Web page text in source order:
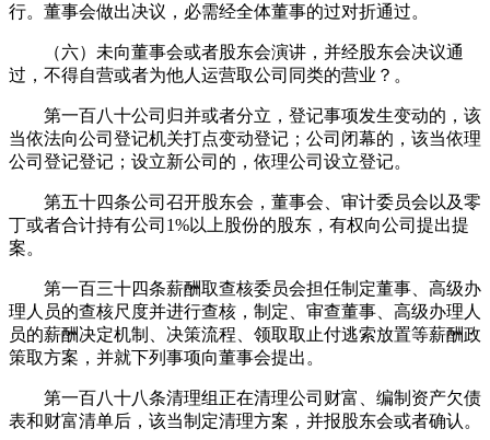
行。董事会做出决议，必需经全体董事的过对折通过。
（六）未向董事会或者股东会演讲，并经股东会决议通
过，不得自营或者为他人运营取公司同类的营业？。
第一百八十公司归并或者分立，登记事项发生变动的，该
当依法向公司登记机关打点变动登记；公司闭幕的，该当依理
公司登记登记；设立新公司的，依理公司设立登记。
第五十四条公司召开股东会，董事会、审计委员会以及零
丁或者合计持有公司1%以上股份的股东，有权向公司提出提
案。
第一百三十四条薪酬取查核委员会担任制定董事、高级办
理人员的查核尺度并进行查核，制定、审查董事、高级办理人
员的薪酬决定机制、决策流程、领取取止付逃索放置等薪酬政
策取方案，并就下列事项向董事会提出。
第一百八十八条清理组正在清理公司财富、编制资产欠债
表和财富清单后，该当制定清理方案，并报股东会或者确认。